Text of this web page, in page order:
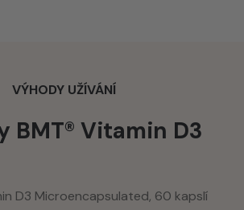
34,7 g
dávka (1 kapsle) obsahuje:
DDD*
VÝHODY UŽÍVÁNÍ
BMT® Vitamin D3